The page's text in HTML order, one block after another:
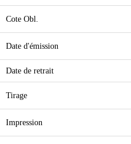
Cote Obl.
Date d'émission
Date de retrait
Tirage
Impression